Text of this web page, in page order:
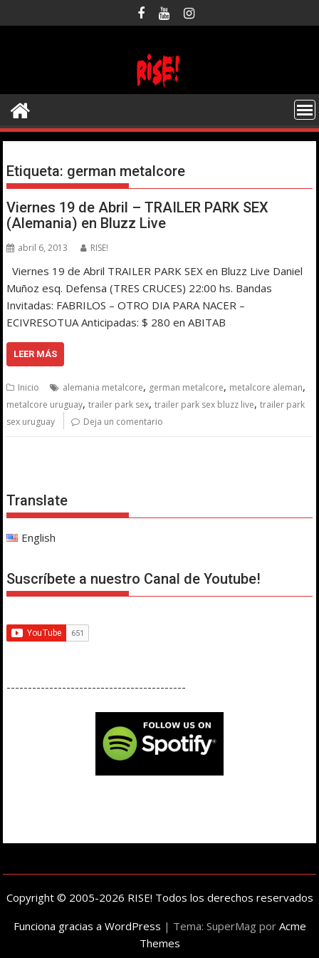
al
Etiqueta: german metalcore
Viernes 19 de Abril – TRAILER PARK SEX
(Alemania) en Bluzz Live
abril 6, 2013 RISE!
Viernes 19 de Abril TRAILER PARK SEX en Bluzz Live Daniel
Muñoz esq. Defensa (TRES CRUCES) 22:00 hs. Bandas
Invitadas: FABRILOS – OTRO DIA PARA NACER –
ECIVRESOTUA Anticipadas: $ 280 en ABITAB
LEER MÁS
Inicio alemania metalcore, german metalcore, metalcore aleman,
metalcore uruguay,trailer park sex,trailer park sex bluzz live,trailer park
sex uruguay
Deja un comentario
Translate
English
Suscríbete a nuestro Canal de Youtube!
------------------------------------------
Copyright © 2005-2026 RISE! Todos los derechos reservados
Funciona gracias a WordPress | Tema: SuperMag por Acme
Themes